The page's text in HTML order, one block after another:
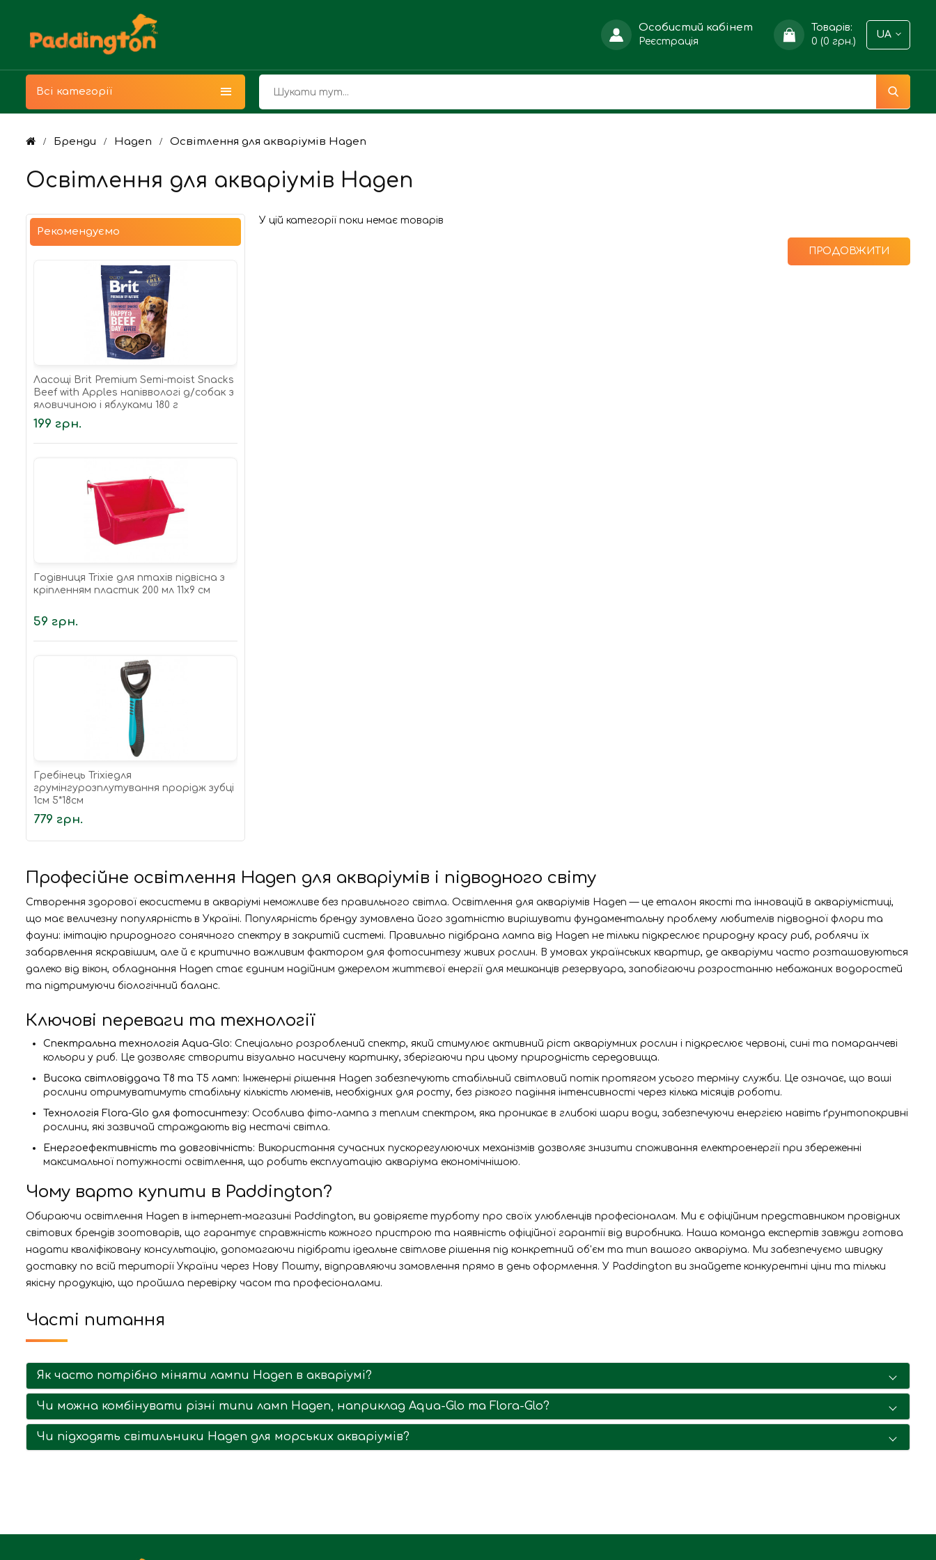
Особистий кабінет
Реєстрація
Товарів:
0 (0 грн.)
UA
Всі категорії
Бренди Hagen Освітлення для акваріумів Hagen
Освітлення для акваріумів Hagen
Рекомендуємо
Ласощі Brit Premium Semi-moist Snacks
Beef with Apples напіввологі д/cобак з
яловичиною і яблуками 180 г
199 грн.
Годівниця Trixie для птахів підвісна з
кріпленням пластик 200 мл 11х9 см
59 грн.
Гребінець Trixieдля
грумінгурозплутування прорідж зубці
1см 5*18см
779 грн.
У цій категорії поки немає товарів
ПРОДОВЖИТИ
Професійне освітлення Hagen для акваріумів і підводного світу
Створення здорової екосистеми в акваріумі неможливе без правильного світла. Освітлення для акваріумів Hagen — це еталон якості та інновацій в акваріумістиці,
що має величезну популярність в Україні. Популярність бренду зумовлена його здатністю вирішувати фундаментальну проблему любителів підводної флори та
фауни: імітацію природного сонячного спектру в закритій системі. Правильно підібрана лампа від Hagen не тільки підкреслює природну красу риб, роблячи їх
забарвлення яскравішим, але й є критично важливим фактором для фотосинтезу живих рослин. В умовах українських квартир, де акваріуми часто розташовуються
далеко від вікон, обладнання Hagen стає єдиним надійним джерелом життєвої енергії для мешканців резервуара, запобігаючи розростанню небажаних водоростей
та підтримуючи біологічний баланс.
Ключові переваги та технології
Спектральна технологія Aqua-Glo: Спеціально розроблений спектр, який стимулює активний ріст акваріумних рослин і підкреслює червоні, сині та помаранчеві
кольори у риб. Це дозволяє створити візуально насичену картинку, зберігаючи при цьому природність середовища.
Висока світловіддача T8 та T5 ламп: Інженерні рішення Hagen забезпечують стабільний світловий потік протягом усього терміну служби. Це означає, що ваші
рослини отримуватимуть стабільну кількість люменів, необхідних для росту, без різкого падіння інтенсивності через кілька місяців роботи.
Технологія Flora-Glo для фотосинтезу: Особлива фіто-лампа з теплим спектром, яка проникає в глибокі шари води, забезпечуючи енергією навіть ґрунтопокривні
рослини, які зазвичай страждають від нестачі світла.
Енергоефективність та довговічність: Використання сучасних пускорегулюючих механізмів дозволяє знизити споживання електроенергії при збереженні
максимальної потужності освітлення, що робить експлуатацію акваріума економічнішою.
Чому варто купити в Paddington?
Обираючи освітлення Hagen в інтернет-магазині Paddington, ви довіряєте турботу про своїх улюбленців професіоналам. Ми є офіційним представником провідних
світових брендів зоотоварів, що гарантує справжність кожного пристрою та наявність офіційної гарантії від виробника. Наша команда експертів завжди готова
надати кваліфіковану консультацію, допомагаючи підібрати ідеальне світлове рішення під конкретний об'єм та тип вашого акваріума. Ми забезпечуємо швидку
доставку по всій території України через Нову Пошту, відправляючи замовлення прямо в день оформлення. У Paddington ви знайдете конкурентні ціни та тільки
якісну продукцію, що пройшла перевірку часом та професіоналами.
Часті питання
Як часто потрібно міняти лампи Hagen в акваріумі?
Чи можна комбінувати різні типи ламп Hagen, наприклад Aqua-Glo та Flora-Glo?
Чи підходять світильники Hagen для морських акваріумів?